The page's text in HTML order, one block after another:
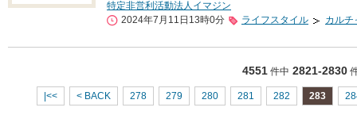
特定非営利活動法人イマジン
2024年7月11日13時0分
ライフスタイル カルチ
4551件中 2821-2830
|<< < BACK 278 279 280 281 282 283